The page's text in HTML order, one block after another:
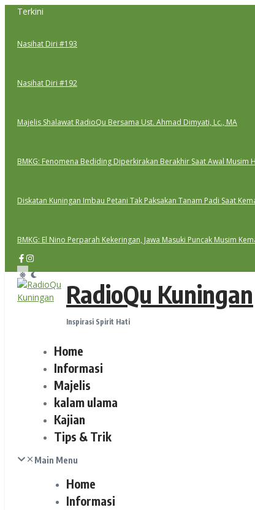
Lewati
Terkini
Nasihat Diri #193
Nasihat Diri #192
Majelis Shalawat RadioQu Bersama Ust. Ahmad Dimyati, Lc., MA
BMKG: Fenomena Bediding Diperkirakan Berakhir Saat Awal
Diskatan Kuningan Imbau Petani Tak Paksakan Tanam Padi Saat
BMKG: El Nino Perparah Kekeringan, Jawa Masuki Puncak Musim
RadioQu Kuningan
Inspirasi Spirit Hati
Home
Informasi
Majelis
kalam ulama
Kajian
Tips & Trik
Main Menu
Home
Informasi